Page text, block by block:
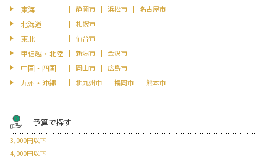
東海 静岡市 浜松市 名古屋市
北海道 札幌市
東北 仙台市
甲信越・北陸 新潟市 金沢市
中国・四国 岡山市 広島市
九州・沖縄 北九州市 福岡市 熊本市
予算で探す
3,000円以下
4,000円以下